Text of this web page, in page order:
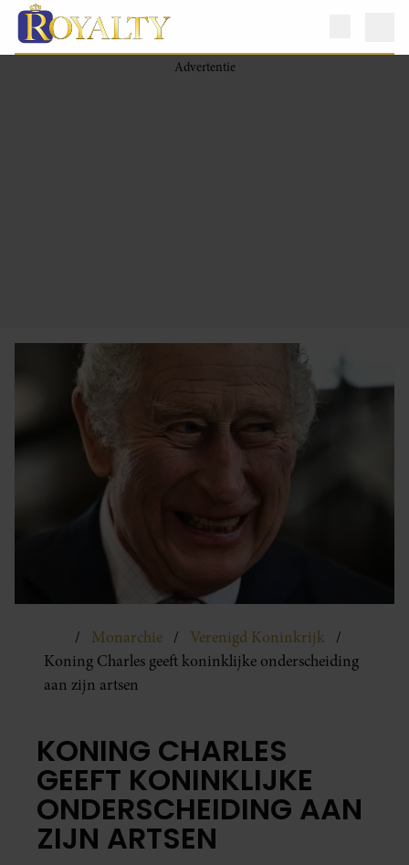
Monarchie
Verenigd Koninkrijk
Koning Charles geeft koninklijke onderscheiding
aan zijn artsen
KONING CHARLES
GEEFT KONINKLIJKE
ONDERSCHEIDING AAN
ZIJN ARTSEN